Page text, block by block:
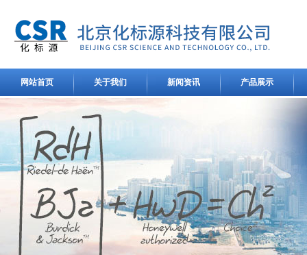
网站首页 关于我们 新闻资讯 产品展示